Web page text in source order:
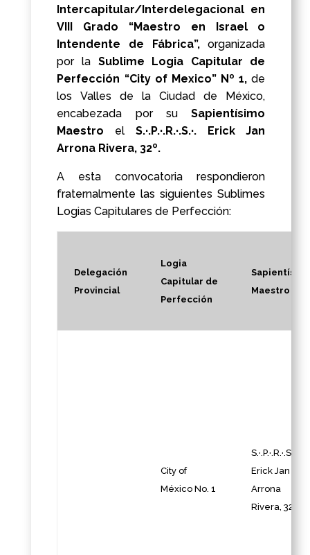
Intercapitular/Interdelegacional en
VIII Grado “Maestro en Israel o
Intendente de Fábrica”,organizada
por la Sublime Logia Capitular de
Perfección “City of Mexico” Nº 1, de
los Valles de la Ciudad de México,
encabezada por suSapientísimo
Maestro el S.·.P.·.R.·.S.·. Erick Jan
Arrona Rivera, 32º.
A esta convocatoria respondieron
fraternalmente las siguientes Sublimes
Logias Capitulares de Perfección:
Delegación
Provincial
Logia
Capitular de
Perfección
Maestro
City of
México No. 1
S.·.P.·.R.·.S.·.
Erick Jan
Arrona
Rivera, 32º.